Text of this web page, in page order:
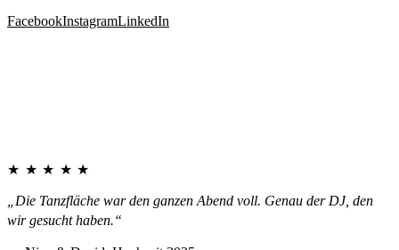
FacebookInstagramLinkedIn
★★★★★
„Die Tanzfläche war den ganzen Abend voll. Genau der DJ, den
wir gesucht haben.“